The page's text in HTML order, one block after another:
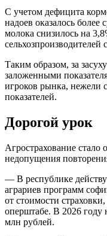
С учетом дефицита
надоев оказалось
молока снизилось на
сельхозпроизводителей
Таким образом, за
заложенными
игроков рынка, нежели
показателей.
Дорогой урок
Агрострахование стало
недопущения
— В республике
аграриев программ
от стоимости
оперштабе. В 2026 году
млн рублей.